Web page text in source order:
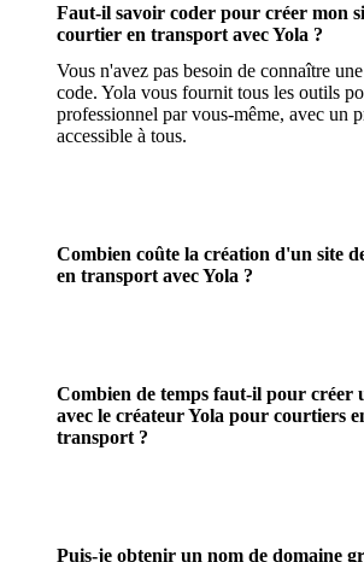
Faut-il savoir coder pour créer mon
courtier en transport avec Yola ?
Vous n'avez pas besoin de connaître
code. Yola vous fournit tous les outils
professionnel par vous-même, avec un
accessible à tous.
Combien coûte la création d'un site
en transport avec Yola ?
Combien de temps faut-il pour créer
avec le créateur Yola pour courtiers
transport ?
Puis-je obtenir un nom de domaine